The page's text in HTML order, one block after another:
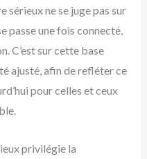
sérieux ne se juge pas sur
passe une fois connecté,
C’est sur cette base
ajusté, afin de refléter ce
pour celles et ceux
privilégie la